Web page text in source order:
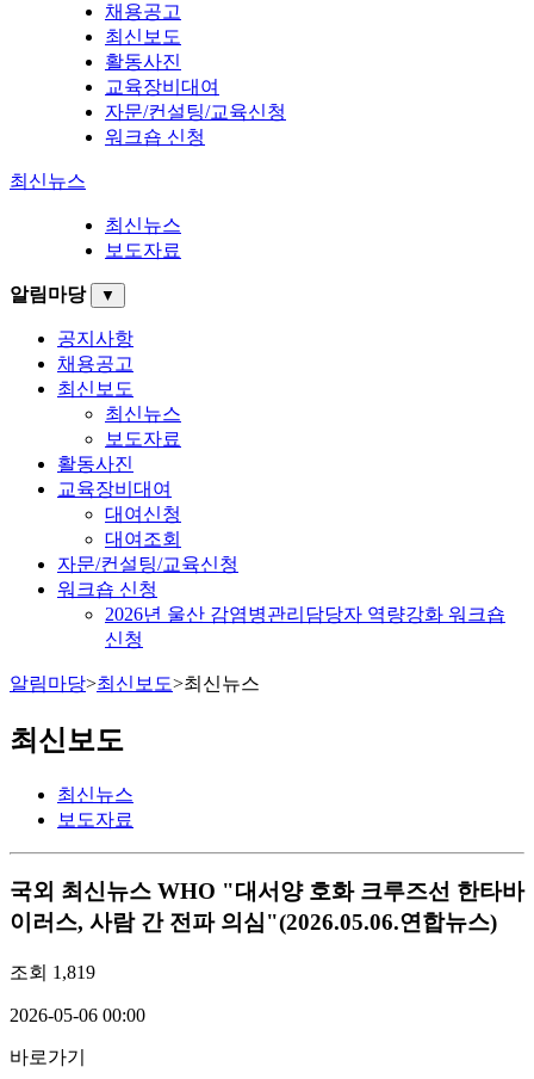
채용공고
최신보도
활동사진
교육장비대여
자문/컨설팅/교육신청
워크숍 신청
최신뉴스
최신뉴스
보도자료
알림마당 ▼
공지사항
채용공고
최신보도
최신뉴스
보도자료
활동사진
교육장비대여
대여신청
대여조회
자문/컨설팅/교육신청
워크숍 신청
2026년 울산 감염병관리담당자 역량강화 워크숍
신청
알림마당>최신보도>최신뉴스
최신보도
최신뉴스
보도자료
국외 최신뉴스 WHO "대서양 호화 크루즈선 한타바
이러스, 사람 간 전파 의심"(2026.05.06.연합뉴스)
조회 1,819
2026-05-06 00:00
바로가기